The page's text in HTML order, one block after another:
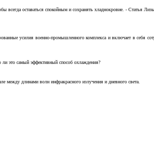
оставаться спокойным и сохранять хладнокровие. - Статья
усилия военно-промышленного комплекса и включает в себя
это самый эффективный способ охлаждения?
между длинами волн инфракрасного излучения и дневного света.